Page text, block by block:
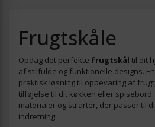
Frugtskåle
Opdag det perfekte frugtskål til dit
af stilfulde og funktionelle designs.
praktisk løsning til opbevaring af
tilføjelse til dit køkken eller
materialer og stilarter, der passer til
indretning.